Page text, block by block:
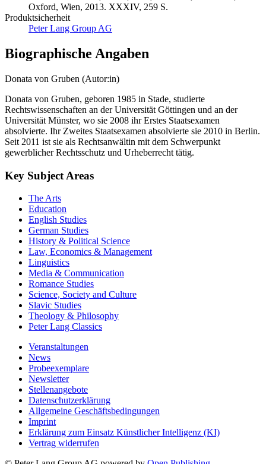
Frankfurt am Main, Berlin, Bern, Bruxelles, New York,
Oxford, Wien, 2013. XXXIV, 259 S.
Produktsicherheit
Biographische Angaben
Donata von Gruben, geboren 1985 in Stade, studierte
Rechtswissenschaften an der Universität Göttingen und an der
Universität Münster, wo sie 2008 ihr Erstes Staatsexamen
absolvierte. Ihr Zweites Staatsexamen absolvierte sie 2010 in Berlin.
Seit 2011 ist sie als Rechtsanwältin mit dem Schwerpunkt
Key Subject Areas
The Arts
Education
English Studies
German Studies
History & Political Science
Law, Economics & Management
Linguistics
Media & Communication
Romance Studies
Science, Society and Culture
Slavic Studies
Theology & Philosophy
Veranstaltungen
News
Probeexemplare
Newsletter
Stellenangebote
Datenschutzerklärung
Allgemeine Geschäftsbedingungen
Imprint
Erklärung zum Einsatz Künstlicher Intelligenz (KI)